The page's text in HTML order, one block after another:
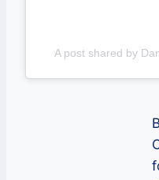
A post shared by